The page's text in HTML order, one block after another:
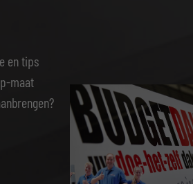
en tips
maat